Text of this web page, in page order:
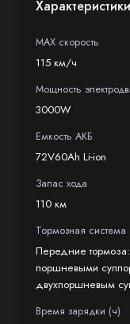
За безопасное
дисковые
300 мм с 4-
240 мм с 2-
Отзывчивая
уверенное
ситуациях.
Литий-ионный
60 Ah
в зависимости
обстановки.
Характеристики
MAX скорость
115 км/ч
Мощность
3000W
Емкость АКБ
72V60Ah Li-ion
Запас хода
110 км
Тормозная система
Передние
поршневыми
двухпоршневым
Время зарядки (ч)